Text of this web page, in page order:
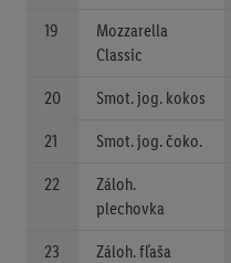
19
Mozzarella
Classic
20 Smot. jog. kokos
21 Smot. jog. čoko.
22
Záloh.
plechovka
23
Záloh. fľaša